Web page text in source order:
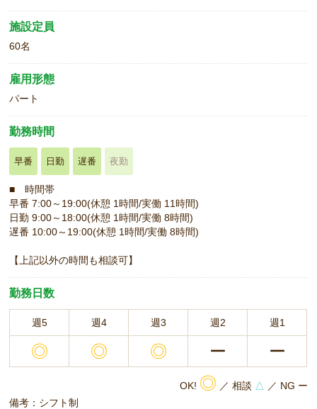
施設定員
60名
雇用形態
パート
勤務時間
早番 日勤 遅番 夜勤
■ 時間帯
早番 7:00～19:00(休憩 1時間/実働 11時間)
日勤 9:00～18:00(休憩 1時間/実働 8時間)
遅番 10:00～19:00(休憩 1時間/実働 8時間)
【上記以外の時間も相談可】
勤務日数
週5 週4 週3 週2 週1
◎ ◎ ◎ ー ー
OK! ◎ ／ 相談 △ ／ NG ー
備考：シフト制